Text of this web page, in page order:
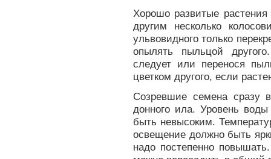
Хорошо развитые
другим несколько
ульвовидного только
опылять пыльцой
следует или перенося
цветком другого, если
Созревшие семена сразу
донного ила. Уровень
быть невысоким.
освещение должно быть
надо постепенно